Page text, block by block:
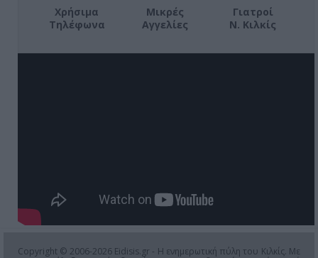
Χρήσιμα
Τηλέφωνα
Μικρές
Αγγελίες
Γιατροί
Ν. Κιλκίς
Copyright © 2006-2026 Eidisis.gr - Η ενημερωτική πύλη του Κιλκίς. Με